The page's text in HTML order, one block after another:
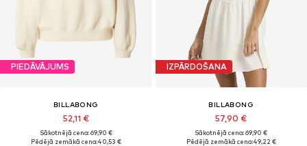
PIEDĀVĀJUMS
BILLABONG
52,11 €
Sākotnējā cena: 69,90 €
Pēdējā zemākā cena:40,53 €
IZPĀRDOŠANA
BILLABONG
57,90 €
Sākotnējā cena: 69,90 €
Pēdējā zemākā cena:49,22 €